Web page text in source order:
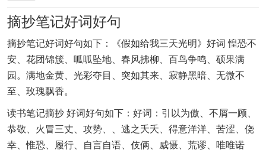
摘抄笔记好词好句
摘抄笔记好词好句如下：《假如给我三天光明》好词 惶恐不
安、花团锦簇、呱呱坠地、春风拂柳、百鸟争鸣、硕果满
园。满地金黄、光彩夺目、突如其来、寂静黑暗、无微不
至、玫瑰飘香。
读书笔记摘抄 好词好句如下：好词：引以为傲、不屑一顾、
恭敬、火冒三丈、攻势、、逃之夭夭、得意洋洋、苦涩、侥
幸、惟恐、履行、自言自语、伎俩、威慑、荒谬、唯唯诺